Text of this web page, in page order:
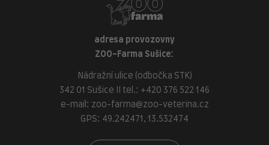
adresa provozovny
ZOO-Farma Sušice:
Nádražní ulice (odbočka STK)
342 01 Sušice II tel.: +420 376 522 146
e-mail: zoo-farma@zoo-veterina.cz
GPS: 49.242471, 13.532474